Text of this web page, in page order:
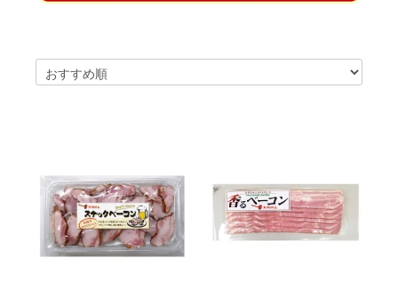
2025/01/05
「お肉」のご注文は「お急ぎ便」「当日出荷」の
対象外です。詳しくは各ページの「商品説明」欄をご確認くださ
2025/01/05
「地域から元気に！！」天狗ハムでは【金沢市】
の「ふるさと納税返礼品」に提供しております。